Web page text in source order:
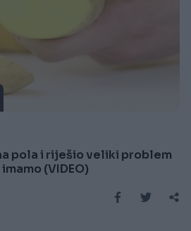
pola i riješio veliki problem
(VIDEO)